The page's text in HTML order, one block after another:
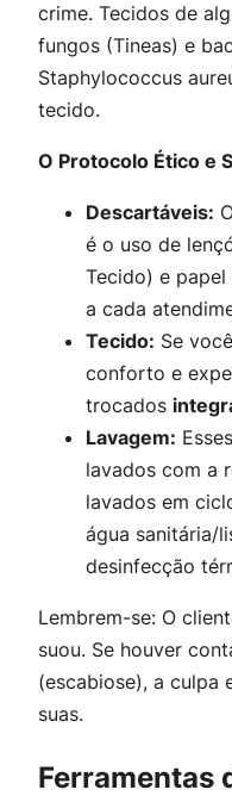
crime. Tecidos de
fungos (Tineas) e
Staphylococcus
tecido.
O Protocolo Ético e
Descartáveis:
é o uso de
Tecido) e
a cada
Tecido: Se
conforto e
trocados
Lavagem:
lavados com a
lavados em
água sanitária/
desinfecção
Lembrem-se: O
suou. Se houver
(escabiose), a culpa
suas.
Ferramentas